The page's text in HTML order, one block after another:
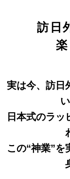
訪日
実は今、訪日
日本式のラッ
この“神業”を